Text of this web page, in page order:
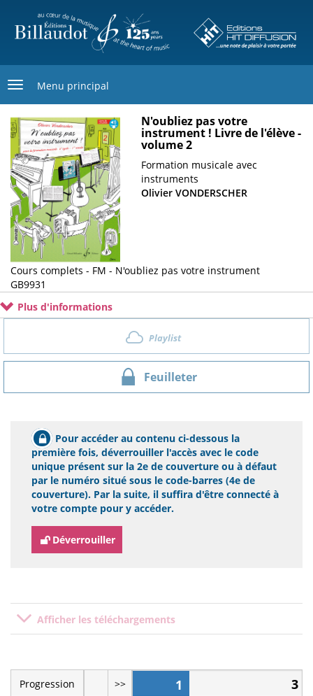
contenu
Menu principal
Image
de
couverture
N'oubliez pas votre
instrument ! Livre de l'élève -
volume 2
Sous-
titre
Formation musicale avec
instruments
Olivier VONDERSCHER
Cours complets - FM - N'oubliez pas votre instrument
Cotage
GB9931
Plus d'informations
Playlist
Feuilleter
Pour accéder au contenu ci-dessous la
première fois, déverrouiller l'accès avec le code
unique présent sur la 2e de couverture ou à défaut
par le numéro situé sous le code-barres (4e de
couverture). Par la suite, il suffira d'être connecté à
votre compte pour y accéder.
Déverrouiller
Afficher les téléchargements
Progression >> 1 3